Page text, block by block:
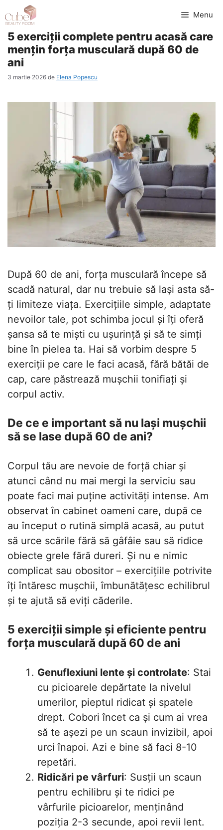
la
conținut
Menu
5 exerciții complete pentru acasă care
mențin forța musculară după 60 de
ani
3 martie 2026 de Elena Popescu
După 60 de ani, forța musculară începe să
scadă natural, dar nu trebuie să lași asta să-
ți limiteze viața. Exercițiile simple, adaptate
nevoilor tale, pot schimba jocul și îți oferă
șansa să te miști cu ușurință și să te simți
bine în pielea ta. Hai să vorbim despre 5
exerciții pe care le faci acasă, fără bătăi de
cap, care păstrează mușchii tonifiați și
corpul activ.
De ce e important să nu lași mușchii
să se lase după 60 de ani?
Corpul tău are nevoie de forță chiar și
atunci când nu mai mergi la serviciu sau
poate faci mai puține activități intense. Am
observat în cabinet oameni care, după ce
au început o rutină simplă acasă, au putut
să urce scările fără să gâfâie sau să ridice
obiecte grele fără dureri. Și nu e nimic
complicat sau obositor – exercițiile potrivite
îți întăresc mușchii, îmbunătățesc echilibrul
și te ajută să eviți căderile.
5 exerciții simple și eficiente pentru
forța musculară după 60 de ani
Genuflexiuni lente și controlate: Stai
cu picioarele depărtate la nivelul
umerilor, pieptul ridicat și spatele
drept. Cobori încet ca și cum ai vrea
să te așezi pe un scaun invizibil, apoi
urci înapoi. Azi e bine să faci 8-10
repetări.
Ridicări pe vârfuri: Susții un scaun
pentru echilibru și te ridici pe
vârfurile picioarelor, menținând
poziția 2-3 secunde, apoi revii lent.